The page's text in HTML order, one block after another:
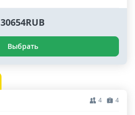
30654RUB
Выбрать
4 4